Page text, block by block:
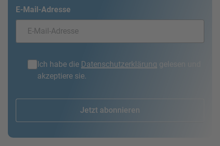
E-Mail-Adresse
Ich habe die Datenschutzerklärung gelesen und
akzeptiere sie.
Jetzt abonnieren